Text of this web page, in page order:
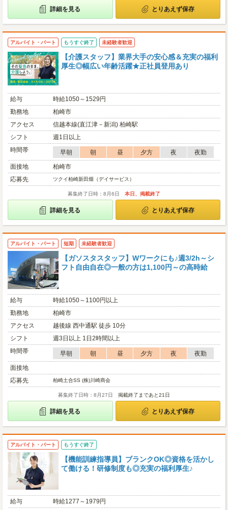
詳細を見る とりあえず保存
アルバイト・パート もうすぐ終了 未経験者歓迎
【介護スタッフ】業界大手の安心感＆充実の福利
厚生◎幅広い年齢活躍★正社員登用あり
給与
時給1050～1529円
勤務地
柏崎市
アクセス
信越本線(直江津－新潟) 柏崎駅
シフト
週1日以上
時間帯
早朝 朝 昼 夕方 夜
夜勤
面接地
柏崎市
応募先
ツクイ柏崎新田畑（デイサービス）
募集終了日時：8月6日 本日、掲載終了
詳細を見る とりあえず保存
アルバイト・パート 短期 未経験者歓迎
【ガソスタスタッフ】Wワークにも♪週3/2h～シ
フト自由自在◎一般の方は1,100円～の高時給
給与
時給1050～1100円以上
勤務地
柏崎市
アクセス
越後線 西中通駅 徒歩 10分
シフト
週3日以上 1日2時間以上
時間帯
早朝 朝 昼 夕方 夜
夜勤
面接地
応募先
柏崎土合SS (株)川崎商会
募集終了日時：8月27日 掲載終了まであと21日
詳細を見る とりあえず保存
アルバイト・パート もうすぐ終了
【機能訓練指導員】ブランクOK◎資格を活かし
て働ける！研修制度も◎充実の福利厚生♪
給与
時給1277～1979円